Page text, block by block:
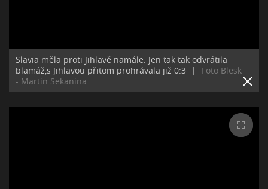
Slavia měla proti Jihlavě namále: Jen tak tak odvrátila
blamáž,s Jihlavou přitom prohrávala již 0:3
|
Foto Blesk
- Martin Sekanina